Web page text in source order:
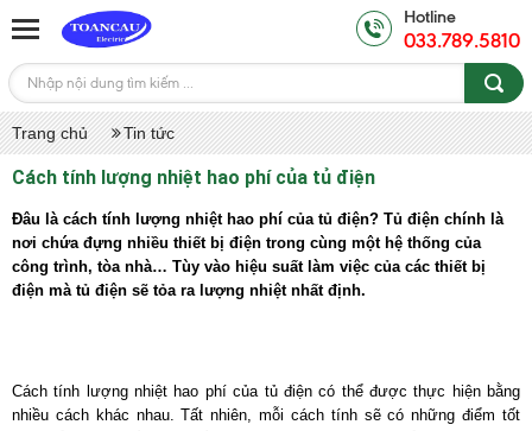
Hotline
033.789.5810
Trang chủ Tin tức
Cách tính lượng nhiệt hao phí của tủ điện
Đâu là cách tính lượng nhiệt hao phí của tủ điện? Tủ điện chính là
nơi chứa đựng nhiều thiết bị điện trong cùng một hệ thống của
công trình, tòa nhà… Tùy vào hiệu suất làm việc của các thiết bị
điện mà tủ điện sẽ tỏa ra lượng nhiệt nhất định.
Cách tính lượng nhiệt hao phí của tủ điện có thể được thực hiện bằng
nhiều cách khác nhau. Tất nhiên, mỗi cách tính sẽ có những điểm tốt